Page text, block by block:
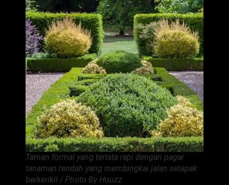
Taman formal yang tertata rapi dengan pagar
tanaman rendah yang membingkai jalan setapak
berkerikil / Photo By Houzz